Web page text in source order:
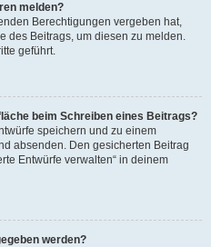
melden?
Berechtigungen vergeben hat,
des Beitrags, um diesen zu melden.
geführt.
beim Schreiben eines Beitrags?
speichern und zu einem
absenden. Den gesicherten Beitrag
Entwürfe verwalten“ in deinem
werden?